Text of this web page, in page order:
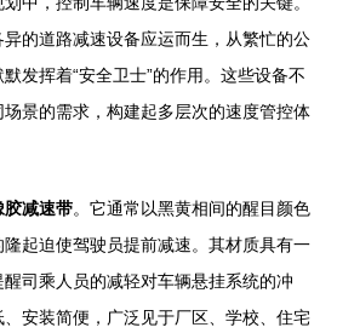
的道路减速设备应运而生，从繁忙的公
发挥着“安全卫士”的作用。这些设备不
景的需求，构建起多层次的速度管控体
胶减速带。它通常以黑黄相间的醒目颜色
起迫使驾驶员提前减速。其材质具有一
司乘人员的减轻对车辆悬挂系统的冲
安装简便，广泛见于厂区、学校、住宅